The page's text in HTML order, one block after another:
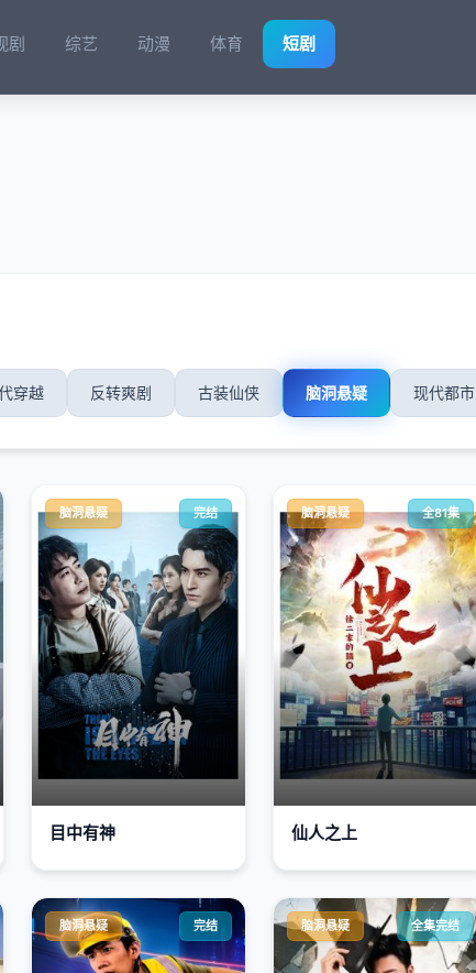
剧 综艺 动漫 体育 短剧
穿越 反转爽剧 古装仙侠 脑洞悬疑 现代都市
脑洞悬疑 完结
目中有神
脑洞悬疑 全81集
仙人之上
脑洞悬疑 完结 脑洞悬疑 全集完结